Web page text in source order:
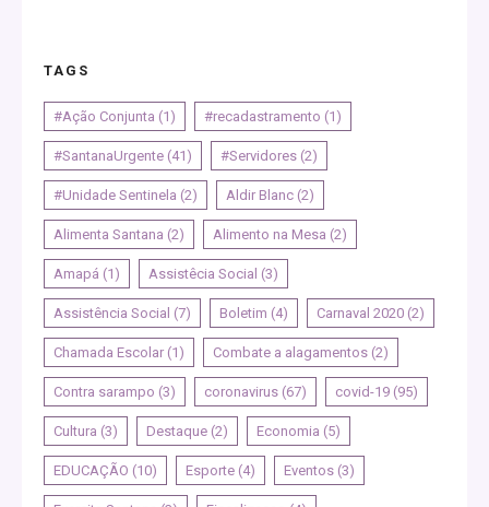
TAGS
#Ação Conjunta (1) #recadastramento (1)
#SantanaUrgente (41) #Servidores (2)
#Unidade Sentinela (2) Aldir Blanc (2)
Alimenta Santana (2) Alimento na Mesa (2)
Amapá (1) Assistêcia Social (3)
Assistência Social (7) Boletim (4) Carnaval 2020 (2)
Chamada Escolar (1) Combate a alagamentos (2)
Contra sarampo (3) coronavirus (67) covid-19 (95)
Cultura (3) Destaque (2) Economia (5)
EDUCAÇÃO (10) Esporte (4) Eventos (3)